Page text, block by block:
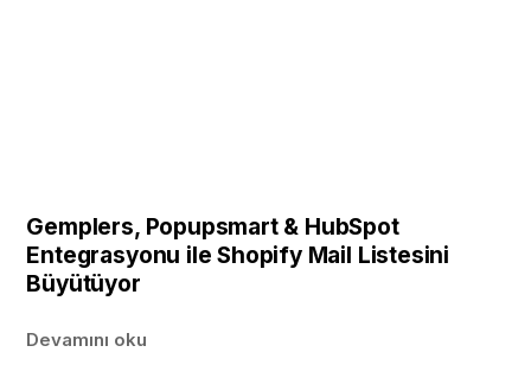
Gemplers, Popupsmart & HubSpot
Entegrasyonu ile Shopify Mail Listesini
Büyütüyor
Devamını oku